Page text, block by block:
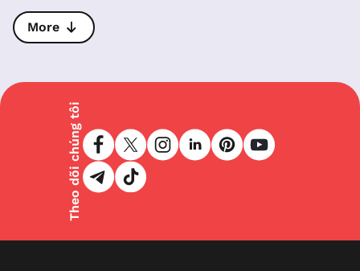
privacy of transactions.
NordFX provides access to MetaTrader 4 (MT4) and
MetaTrader 5 (MT5), the latter adding to the already
solutions for online trading, acknowledged by
experts and millions of traders worldwide.
MT4 is renowned for its extensive technical analysis
capabilities, with numerous built-in indicators and
thousands of custom indicators that can be easily
integrated. It offers exceptional opportunities for
both semi-automatic and fully automatic trading,
through specialised programs known as robot
advisors and by copying the transactions of other
More
Theo dõi chúng tôi